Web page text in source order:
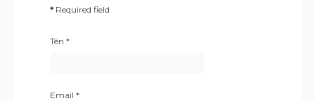
* Required field
Tên *
Email *